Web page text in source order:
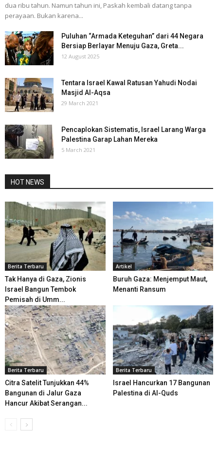
dua ribu tahun. Namun tahun ini, Paskah kembali datang tanpa
perayaan. Bukan karena...
Puluhan “Armada Keteguhan” dari 44 Negara
Bersiap Berlayar Menuju Gaza, Greta...
12 August 2025
Tentara Israel Kawal Ratusan Yahudi Nodai
Masjid Al-Aqsa
29 March 2021
Pencaplokan Sistematis, Israel Larang Warga
Palestina Garap Lahan Mereka
5 March 2021
HOT NEWS
Berita Terbaru
Tak Hanya di Gaza, Zionis
Israel Bangun Tembok
Pemisah di Umm...
Artikel
Buruh Gaza: Menjemput Maut,
Menanti Ransum
Berita Terbaru
Citra Satelit Tunjukkan 44%
Bangunan di Jalur Gaza
Hancur Akibat Serangan...
Berita Terbaru
Israel Hancurkan 17 Bangunan
Palestina di Al-Quds